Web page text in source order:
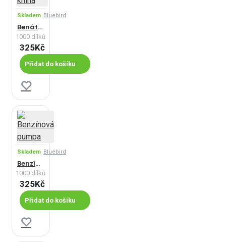
Skladem Bluebird
Benátky - Život je otevřená kniha
1000 dílků
325Kč
Přidat do košíku
Skladem Bluebird
Benzínová pumpa
1000 dílků
325Kč
Přidat do košíku